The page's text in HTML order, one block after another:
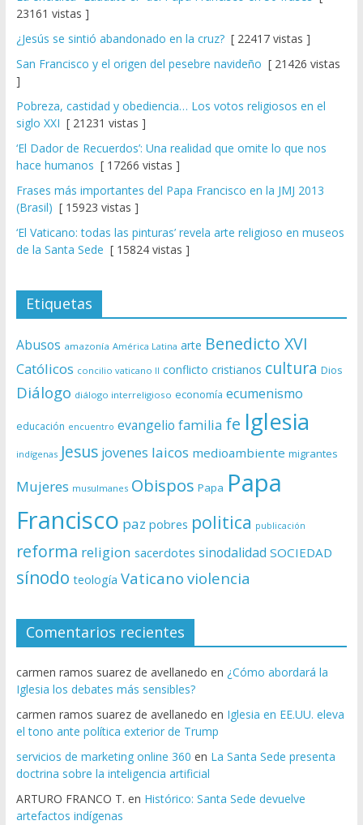
23161 vistas ]
¿Jesús se sintió abandonado en la cruz?[ 22417 vistas ]
San Francisco y el origen del pesebre navideño [ 21426 vistas
]
Pobreza, castidad y obediencia… Los votos religiosos en el
siglo XXI [ 21231 vistas ]
‘El Dador de Recuerdos’: Una realidad que omite lo que nos
hace humanos [ 17266 vistas ]
Frases más importantes del Papa Francisco en la JMJ 2013
(Brasil) [ 15923 vistas ]
‘El Vaticano: todas las pinturas’ revela arte religioso en museos
de la Santa Sede [ 15824 vistas ]
Etiquetas
Abusos amazonía América Latina arte Benedicto XVI
Católicos concilio vaticano II conflicto cristianos cultura Dios
Diálogo diálogo interreligioso economía ecumenismo
educación encuentro evangelio familia fe Iglesia
indígenas Jesus jovenes laicos medioambiente migrantes
Mujeres musulmanes Obispos Papa Papa
Francisco paz pobres politica publicación
reforma religion sacerdotes sinodalidad SOCIEDAD
sínodo teología Vaticano violencia
Comentarios recientes
carmen ramos suarez de avellanedo en ¿Cómo abordará la
Iglesia los debates más sensibles?
carmen ramos suarez de avellanedo en Iglesia en EE.UU. eleva
el tono ante política exterior de Trump
servicios de marketing online 360 en La Santa Sede presenta
doctrina sobre la inteligencia artificial
ARTURO FRANCO T. en Histórico: Santa Sede devuelve
artefactos indígenas